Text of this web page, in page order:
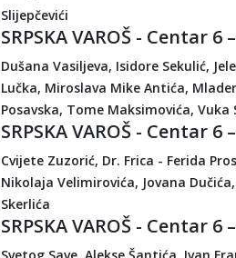
Slijepčevići
SRPSKA VAROŠ - Centar 6
Dušana Vasiljeva, Isidore Sekulić,
Lučka, Miroslava Mike Antića,
Posavska, Tome Maksimovića, Vuka
SRPSKA VAROŠ - Centar 6
Cvijete Zuzorić, Dr. Frica - Ferida
Nikolaja Velimirovića, Jovana
Skerlića
SRPSKA VAROŠ - Centar 6